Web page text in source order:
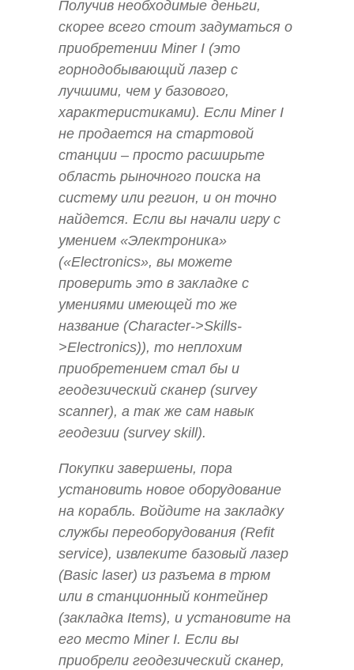
Получив необходимые деньги,
скорее всего стоит задуматься о
приобретении Miner I (это
горнодобывающий лазер с
лучшими, чем у базового,
характеристиками). Если Miner I
не продается на стартовой
станции – просто расширьте
область рыночного поиска на
систему или регион, и он точно
найдется. Если вы начали игру с
умением «Электроника»
(«Electronics», вы можете
проверить это в закладке с
умениями имеющей то же
название (Character->Skills-
>Electronics)), то неплохим
приобретением стал бы и
геодезический сканер (survey
scanner), а так же сам навык
геодезии (survey skill).
Покупки завершены, пора
установить новое оборудование
на корабль. Войдите на закладку
службы переоборудования (Refit
service), извлеките базовый лазер
(Basic laser) из разъема в трюм
или в станционный контейнер
(закладка Items), и установите на
его место Miner I. Если вы
приобрели геодезический сканер,